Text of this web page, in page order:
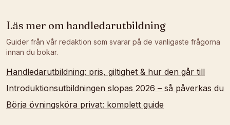
Läs mer om handledarutbildning
Guider från vår redaktion som svarar på de vanligaste frågorna
innan du bokar.
Handledarutbildning: pris, giltighet & hur den går till
Introduktionsutbildningen slopas 2026 – så påverkas du
Börja övningsköra privat: komplett guide